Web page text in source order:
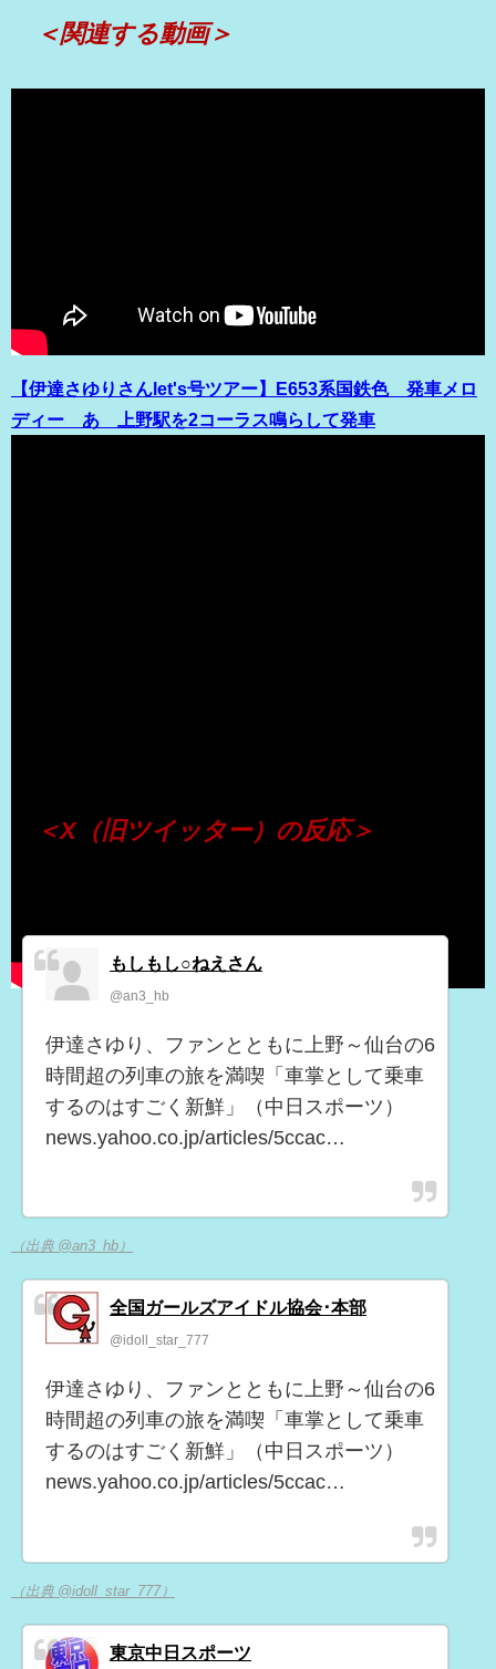
＜関連する動画＞
【伊達さゆりさんlet's号ツアー】E653系国鉄色 発車メロ
ディー あゝ上野駅を2コーラス鳴らして発車
＜X（旧ツイッター）の反応＞
もしもし○ねえさん
@an3_hb
伊達さゆり、ファンとともに上野～仙台の6
時間超の列車の旅を満喫「車掌として乗車
するのはすごく新鮮」（中日スポーツ）
news.yahoo.co.jp/articles/5ccac…
（出典 @an3_hb）
全国ガールズアイドル協会･本部
@idoll_star_777
伊達さゆり、ファンとともに上野～仙台の6
時間超の列車の旅を満喫「車掌として乗車
するのはすごく新鮮」（中日スポーツ）
news.yahoo.co.jp/articles/5ccac…
（出典 @idoll_star_777）
東京中日スポーツ